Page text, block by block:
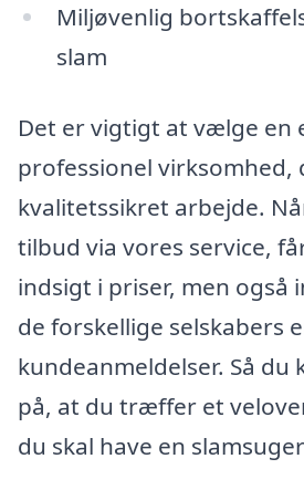
Miljøvenlig
slam
Det er vigtigt at vælge en
professionel virksomhed,
kvalitetssikret arbejde.
tilbud via vores service,
indsigt i priser, men også
de forskellige selskabers
kundeanmeldelser. Så
på, at du træffer et
du skal have en